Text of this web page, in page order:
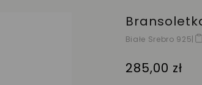
Białe Srebro 925|
285,00 zł